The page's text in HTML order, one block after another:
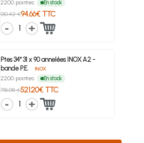
2200 pointes En stock
130.42 €94.66€ TTC
1
Ptes 34° 31 x 90 annelées INOX A2 -
bande P.E.
INOX
2200 pointes En stock
718.08 €521.20€ TTC
1